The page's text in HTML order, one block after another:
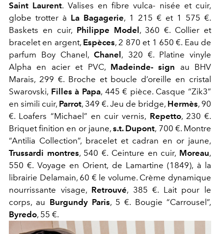
Saint Laurent. Valises en fibre vulca- nisée et cuir,
globe trotter à La Bagagerie, 1 215 € et 1 575 €.
Baskets en cuir, Philippe Model , 360 €. Collier et
bracelet en argent, Espèces, 2 870 et 1 650 €. Eau de
parfum Boy Chanel,Chanel , 320 €. Platine vinyle
Alpha en acier et PVC, Madeinde- sign au BHV
Marais, 299 €. Broche et boucle d’oreille en cristal
Swarovski, Filles à Papa, 445 € pièce. Casque “Zik3”
en simili cuir, Parrot, 349 €. Jeu de bridge, Hermès, 90
€. Loafers “Michael” en cuir vernis, Repetto, 230 €.
Briquet finition en or jaune,s.t. Dupont, 700 €. Montre
“Antilia Collection”, bracelet et cadran en or jaune,
Trussardi montres, 540 €. Ceinture en cuir, Moreau,
550 €. Voyage en Orient, de Lamartine (1849), à la
librairie Delamain, 60 € le volume. Crème dynamique
nourrissante visage, Retrouvé, 385 €. Lait pour le
corps, au Burgundy Paris, 5 €. Bougie “Carrousel”,
Byredo, 55 €.